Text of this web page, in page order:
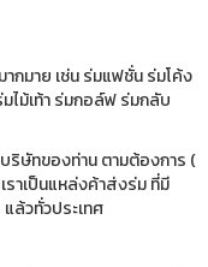
กมาย เช่น ร่มแฟชั่น ร่มโค้ง
ไม้เท้า ร่มกอล์ฟ ร่มกลับ
ริษัทของท่าน ตามต้องการ (
าเป็นแหล่งค้าส่งร่ม ที่มี
ล้วทั่วประเทศ